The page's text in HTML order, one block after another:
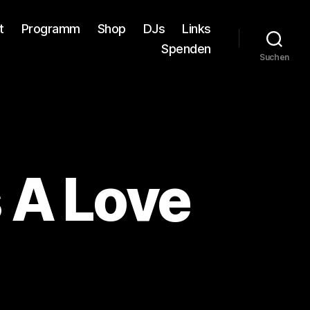
Programm Shop DJs
Links
Spenden
Suchen
Love